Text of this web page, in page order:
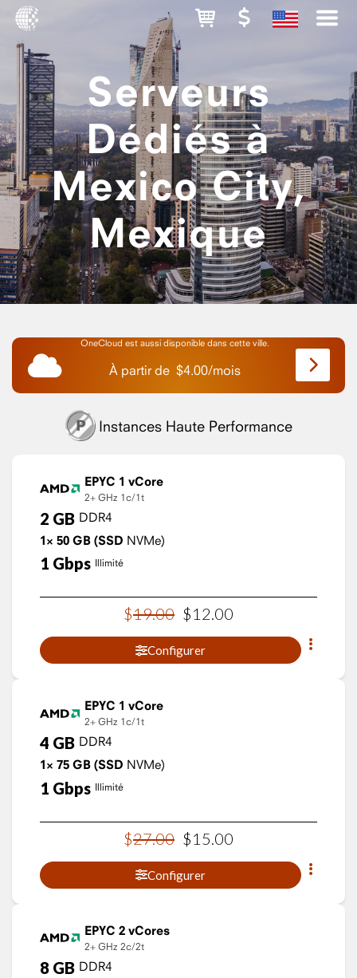
Serveurs
Dédiés à
Mexico City,
Mexique
OneCloud est aussi disponible dans cette ville.
À partir de $4.00/mois
Instances Haute Performance
EPYC 1 vCore
2+ GHz 1c/1t
2 GB DDR4
1× 50 GB (SSD NVMe)
1 Gbps Illimité
$19.00 $12.00
Configurer
EPYC 1 vCore
2+ GHz 1c/1t
4 GB DDR4
1× 75 GB (SSD NVMe)
1 Gbps Illimité
$27.00 $15 00
Configurer
EPYC 2 vCores
2+ GHz 2c/2t
8 GB DDR4